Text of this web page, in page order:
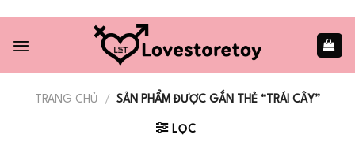
content
TRANG CHỦ / SẢN PHẨM ĐƯỢC GẮN THẺ “TRÁI CÂY”
LỌC